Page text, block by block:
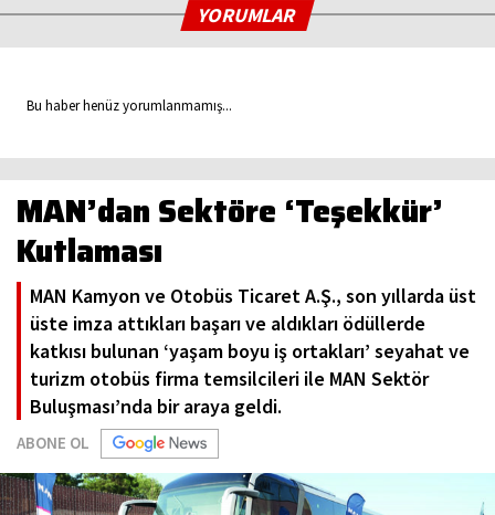
YORUMLAR
Bu haber henüz yorumlanmamış...
MAN’dan Sektöre ‘Teşekkür’
Kutlaması
MAN Kamyon ve Otobüs Ticaret A.Ş., son yıllarda üst
üste imza attıkları başarı ve aldıkları ödüllerde
katkısı bulunan ‘yaşam boyu iş ortakları’ seyahat ve
turizm otobüs firma temsilcileri ile MAN Sektör
Buluşması’nda bir araya geldi.
ABONE OL